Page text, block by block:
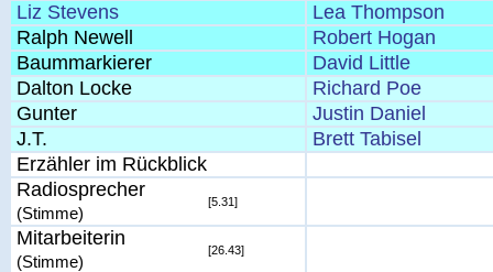
Liz Stevens
Lea Thompson
Ralph Newell
Robert Hogan
Baummarkierer
David Little
Dalton Locke
Richard Poe
Gunter
Justin Daniel
J.T.
Brett Tabisel
Erzähler im Rückblick
Radiosprecher
(Stimme)
[5.31]
Mitarbeiterin
(Stimme)
[26.43]